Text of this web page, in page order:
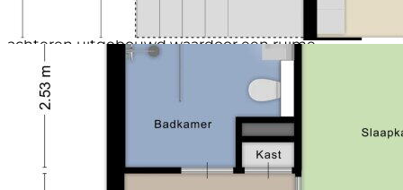
Begane grond: Entree, hal, toilet. Ruime woonkamer
aan de achterzijde, de woning is met 2.50 meter naar
achteren uitgebouwd waardoor een ruime
woonkamer is ontstaan. Prachtige leef-keuken aan de
voorzijde uit 2021, licht eiken fronten, combineert met
een licht composiet stenen blad, mooi kastenwand
en een groot spoel/kookeiland met mogelijkheden
om aan te eten met 2/3 krukjes. De keuken is verder
voorzien van een inductiekookplaat met afzuiging,
combi-oven, koelkast en vriezer en een kokend water
kraan. De begane grondvloer is voorzien van